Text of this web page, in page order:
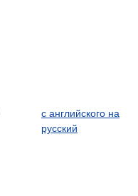
с английского на
русский